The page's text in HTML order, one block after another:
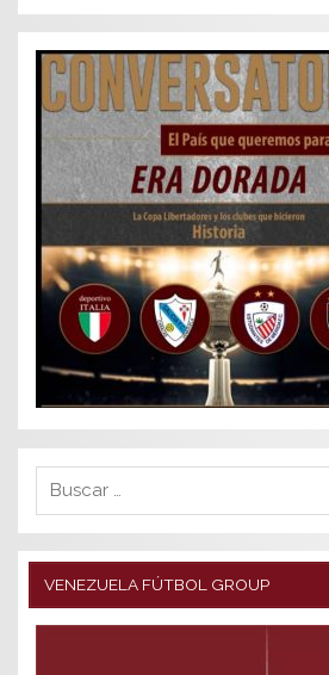
VENEZUELA FÚTBOL GROUP